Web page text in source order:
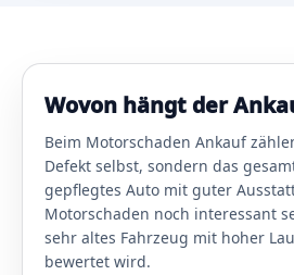
Wovon hängt der
Beim Motorschaden Ankauf
Defekt selbst, sondern das
gepflegtes Auto mit guter
Motorschaden noch interessant
sehr altes Fahrzeug mit hoher
bewertet wird.